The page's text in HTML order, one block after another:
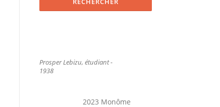
Prosper Lebizu, étudiant -
1938
2023 Monôme